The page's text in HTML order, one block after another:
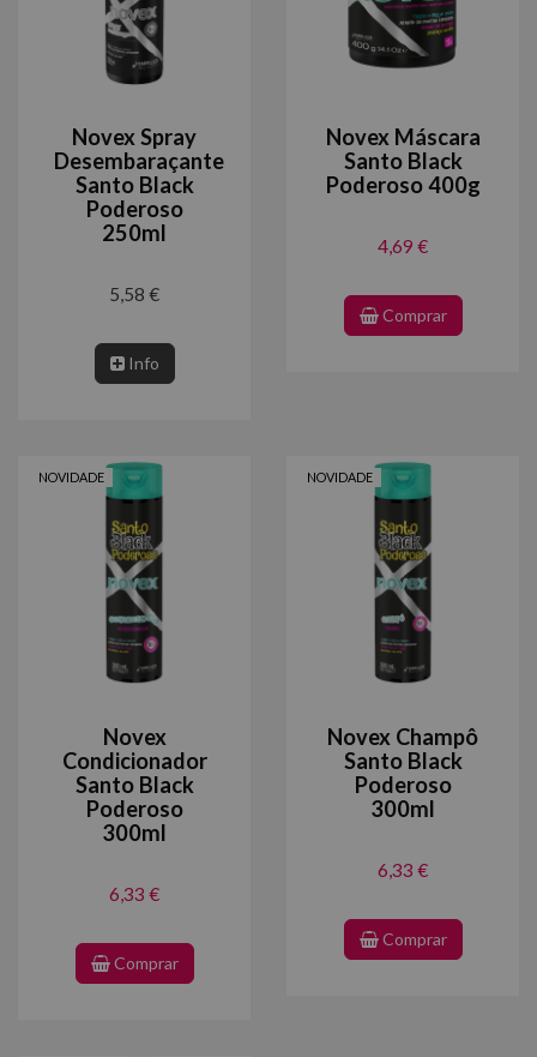
Novex Spray
Desembaraçante
Santo Black
Poderoso
250ml
5,58 €
Info
Novex Máscara
Santo Black
Poderoso 400g
4,69 €
Comprar
NOVIDADE
Novex
Condicionador
Santo Black
Poderoso
300ml
6,33 €
Comprar
NOVIDADE
Novex Champô
Santo Black
Poderoso
300ml
6,33 €
Comprar